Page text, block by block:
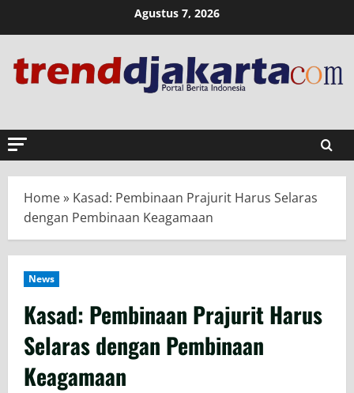
Agustus 7, 2026
Home» Kasad: Pembinaan Prajurit Harus Selaras
dengan Pembinaan Keagamaan
News
Kasad: Pembinaan Prajurit Harus
Selaras dengan Pembinaan
Keagamaan